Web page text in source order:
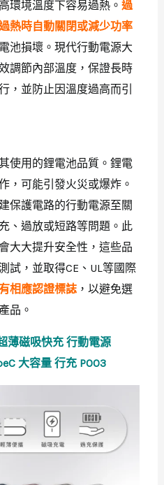
環境溫度下容易過熱。 過
熱時自動關閉或減少功率
池損壞。現代行動電源大
調節內部溫度，保證長時
，並防止因溫度過高而引
使用的鋰電池品質。鋰電
，可能引發火災或爆炸。
保護電路的行動電源至關
、過放或短路等問題。此
大大提升安全性，這些品
試，並取得CE、UL等國際
相應認證標誌，以避免選
品。
薄磁吸快充 行動電源
大容量 行充 P003